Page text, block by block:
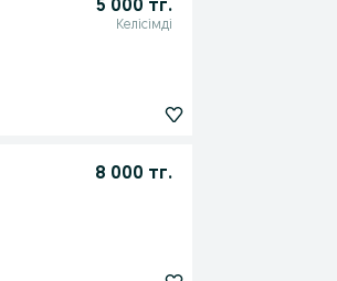
5 000 тг.
Келісімді
8 000 тг.